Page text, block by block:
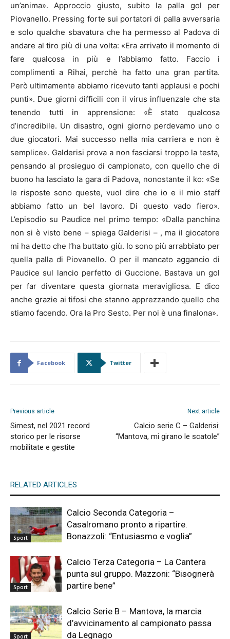
un’anima». Approccio giusto, subito la palla gol per
Piovanello. Pressing forte sui portatori di palla avversaria
e solo qualche sbavatura che ha permesso al Padova di
andare al tiro più di una volta: «Era arrivato il momento di
fare qualcosa in più e l’abbiamo fatto. Faccio i
complimenti a Rihai, perchè ha fatto una gran partita.
Però ultimamente abbiamo ricevuto tanti applausi e pochi
punti». Due giorni difficili con il virus influenzale che sta
tenendo tutti in apprensione: «È stato qualcosa
d’incredibile. Un disastro, ogni giorno perdevamo uno o
due giocatori. Mai successo nella mia carriera e non è
semplice». Galderisi prova a non fasciarsi troppo la testa,
pensando al prosieguo di campionato, con quello che di
buono ha lasciato la gara di Padova, nonostante il ko: «Se
le risposte sono queste, vuol dire che io e il mio staff
abbiamo fatto un bel lavoro. Di questo vado fiero».
L’episodio su Paudice nel primo tempo: «Dalla panchina
non si è visto bene – spiega Galderisi – , ma il giocatore
mi ha detto che l’ha buttato giù. Io sono più arrabbiato per
quella palla di Piovanello. O per il mancato aggancio di
Paudice sul lancio perfetto di Guccione. Bastava un gol
per far diventare questa giornata meravigliosa. E dico
anche grazie ai tifosi che stanno apprezzando quello che
stiamo facendo. Ora la Pro Sesto. Per noi è una finalona».
Facebook Twitter
Previous article
Simest, nel 2021 record
storico per le risorse
mobilitate e gestite
Next article
Calcio serie C – Galderisi:
“Mantova, mi girano le scatole”
RELATED ARTICLES
Sport
Calcio Seconda Categoria –
Casalromano pronto a ripartire.
Bonazzoli: “Entusiasmo e voglia”
Sport
Calcio Terza Categoria – La Cantera
punta sul gruppo. Mazzoni: “Bisognerà
partire bene”
Sport
Calcio Serie B – Mantova, la marcia
d’avvicinamento al campionato passa
da Legnago